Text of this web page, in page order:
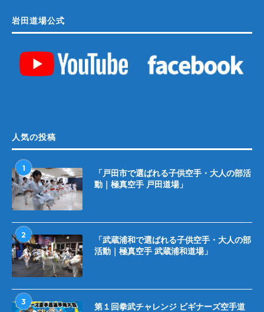
岩田道場公式
人気の投稿
1
「戸田市で選ばれる子供空手・大人の部活
動｜極真空手 戸田道場」
2
「武蔵浦和で選ばれる子供空手・大人の部
活動｜極真空手 武蔵浦和道場」
3
第１回拳武チャレンジ ビギナーズ空手道